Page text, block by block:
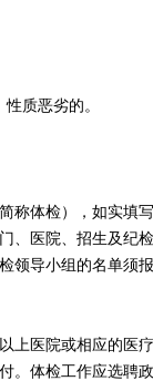
质恶劣的。
称体检），如实填
、医院、招生及纪
领导小组的名单须
上医院或相应的医
。体检工作应选聘